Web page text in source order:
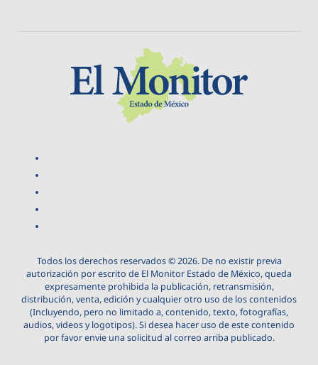
Todos los derechos reservados © 2026. De no existir previa
autorización por escrito de El Monitor Estado de México, queda
expresamente prohibida la publicación, retransmisión,
distribución, venta, edición y cualquier otro uso de los contenidos
(Incluyendo, pero no limitado a, contenido, texto, fotografías,
audios, videos y logotipos). Si desea hacer uso de este contenido
por favor envie una solicitud al correo arriba publicado.